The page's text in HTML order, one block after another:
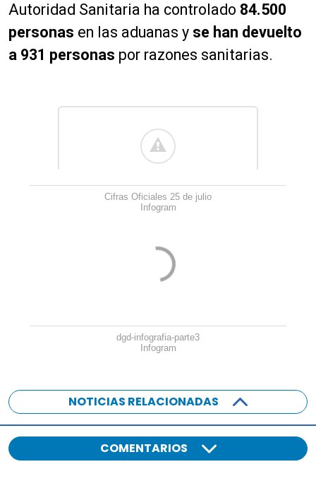
Autoridad Sanitaria ha controlado 84.500
personas en las aduanas y se han devuelto
a 931 personas por razones sanitarias.
Cifras Oficiales 25 de julio
Infogram
dgd-infografia-parte3
Infogram
NOTICIAS RELACIONADAS
COMENTARIOS